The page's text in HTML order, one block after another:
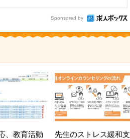
Sponsored by
、教育活動
先生のストレス緩和支